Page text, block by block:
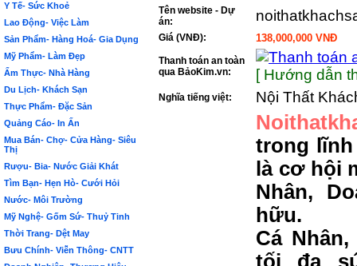
Y Tế- Sức Khoẻ
Lao Động- Việc Làm
Sản Phẩm- Hàng Hoá- Gia Dụng
Mỹ Phẩm- Làm Đẹp
Ẩm Thực- Nhà Hàng
Du Lịch- Khách Sạn
Thực Phẩm- Đặc Sản
Quảng Cáo- In Ấn
Mua Bán- Chợ- Cửa Hàng- Siêu
Thị
Rượu- Bia- Nước Giải Khát
Tìm Bạn- Hẹn Hò- Cưới Hỏi
Nước- Môi Trường
Mỹ Nghệ- Gốm Sứ- Thuỷ Tinh
Thời Trang- Dệt May
Bưu Chính- Viễn Thông- CNTT
Tên website - Dự
án:
Giá (VNĐ): 138,000,000 VNĐ
Thanh toán an toàn
qua BảoKim.vn:
[ Hướng dẫn
Nghĩa tiếng việt: Nội Thất
trong lĩnh
là cơ hội
Nhân,
hữu.
Cá
tối đa